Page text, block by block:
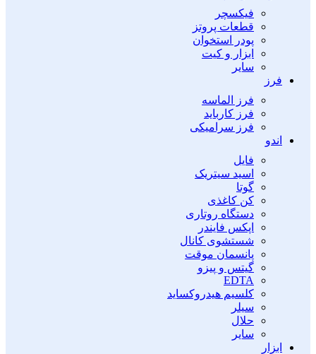
فیکسچر
قطعات پروتز
پودر استخوان
ابزار و کیت
سایر
فرز
فرز الماسه
فرز کارباید
فرز سرامیکی
اندو
فایل
اسید سیتریک
گوتا
کن کاغذی
دستگاه روتاری
اپکس فایندر
شستشوی کانال
پانسمان موقت
گیتس و پیزو
EDTA
کلسیم هیدروکساید
سیلر
حلال
سایر
ابزار